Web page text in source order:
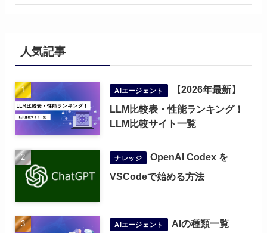
人気記事
AIエージェント
【2026年最新】
LLM比較表・性能ランキング！
LLM比較サイト一覧
ナレッジ
OpenAI Codex を
VSCodeで始める方法
AIエージェント
AIの種類一覧